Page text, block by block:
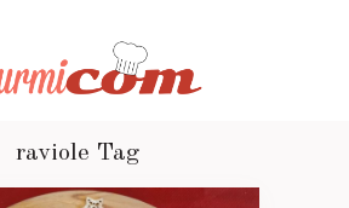
raviole Tag